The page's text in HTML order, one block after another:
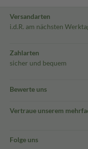
Versandarten
i.d.R. am nächsten
Zahlarten
sicher und bequem
Bewerte uns
Vertraue unserem
Folge uns